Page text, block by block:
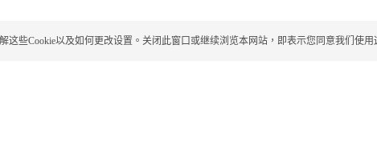
这些Cookie以及如何更改设置。关闭此窗口或继续浏览本网站，即表示您同意我们使用